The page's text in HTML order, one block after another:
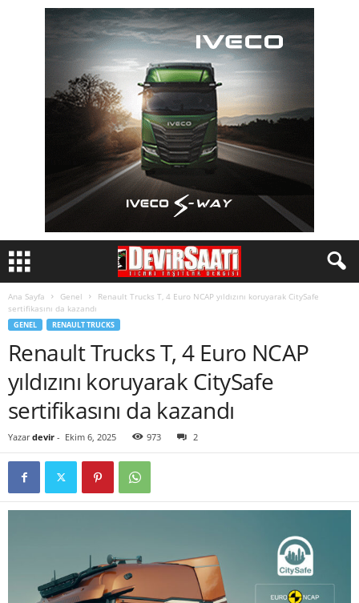
Ana Sayfa Genel
Renault Trucks T, 4 Euro NCAP yıldızını koruyarak CitySafe
sertifikasını da kazandı
GENEL RENAULT TRUCKS
Renault Trucks T, 4 Euro NCAP
yıldızını koruyarak CitySafe
sertifikasını da kazandı
Yazar devir - Ekim 6, 2025 973 2